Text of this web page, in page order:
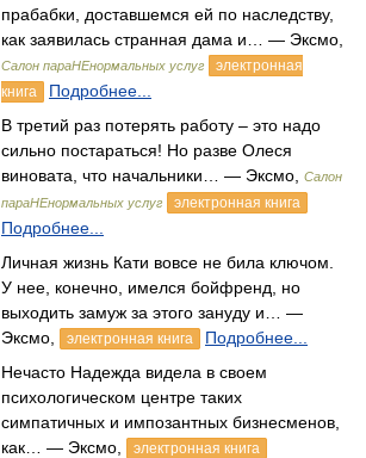
прабабки, доставшемся ей по наследству,
как заявилась странная дама и… — Эксмо,
Салон параНЕнормальных услуг
электронная
книга
Подробнее...
В третий раз потерять работу – это надо
сильно постараться! Но разве Олеся
виновата, что начальники… — Эксмо,
Салон
параНЕнормальных услуг
электронная книга
Подробнее...
Личная жизнь Кати вовсе не била ключом.
У нее, конечно, имелся бойфренд, но
выходить замуж за этого зануду и… —
Эксмо,
электронная книга
Подробнее...
Нечасто Надежда видела в своем
психологическом центре таких
симпатичных и импозантных бизнесменов,
как… — Эксмо,
электронная книга